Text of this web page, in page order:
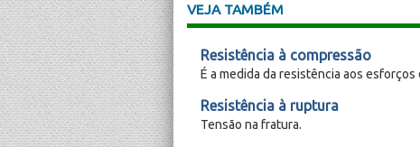
VEJA TAMBÉM
Resistência à compressão
É a medida da resistência aos
Resistência à ruptura
Tensão na fratura.